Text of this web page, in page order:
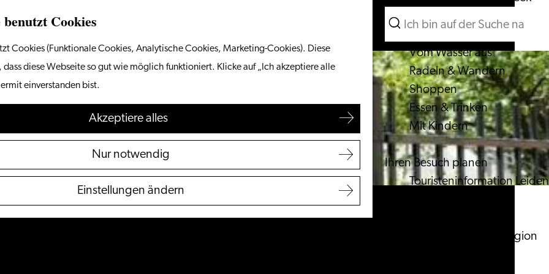
benutzt Cookies
Cookies (Funktionale Cookies, Analytische Cookies, Marketing-Cookies). Diese
dass diese Webseite so gut wie möglich funktioniert. Klicke auf „Ich akzeptiere alle
einverstanden bist.
Akzeptiere alles
Nur notwendig
Einstellungen ändern
Menü
Suchen
Vom Wasser aus
Radeln & Wandern
Shoppen
Essen & Trinken
Mit Kindern
Ihren Besuch planen
Touristeninformation Leiden
Entdecken Sie die Region
Suchen